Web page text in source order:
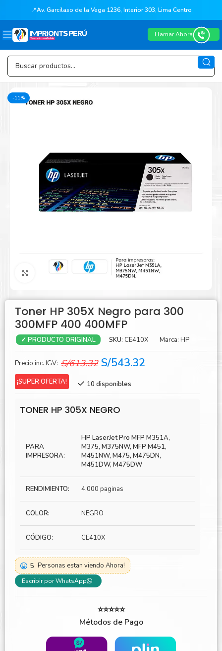
📍Av. Garcilaso de la Vega 1236, Interior 303, Lima Centro
Llamar Ahora
-11%
Agrandar
Toner HP 305X Negro para 300
300MFP 400 400MFP
✓ PRODUCTO ORIGINAL SKU: CE410X Marca: HP
Precio inc. IGV: S/613.32 El
original
S/613.32.
S/543.32
¡SUPER OFERTA! 10 disponibles
TONER HP 305X NEGRO
PARA
IMPRESORA:
HP LaserJet Pro MFP M351A,
M375, M375NW, MFP M451,
M451NW, M475, M475DN,
M451DW, M475DW
RENDIMIENTO: 4.000 paginas
COLOR: NEGRO
CÓDIGO: CE410X
5 Personas estan viendo Ahora!
Escribir por WhatsApp
⭐⭐⭐⭐⭐
Métodos de Pago